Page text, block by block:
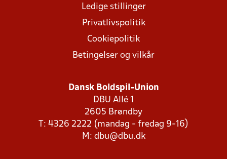
Ledige stillinger
Privatlivspolitik
Cookiepolitik
Betingelser og vilkår
Dansk Boldspil-Union
DBU Allé 1
2605 Brøndby
T: 4326 2222 (mandag - fredag 9-16)
M: dbu@dbu.dk